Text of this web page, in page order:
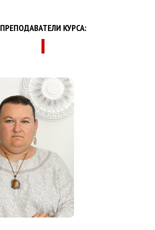
ПРЕПОДАВАТЕЛИ КУРСА: